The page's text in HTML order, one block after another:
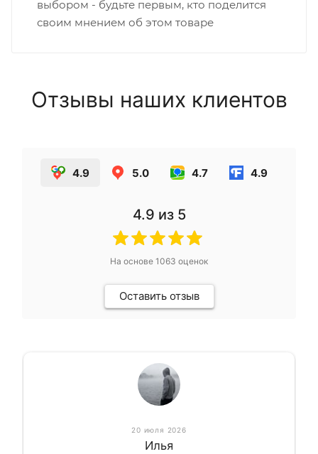
выбором - будьте первым, кто поделится
своим мнением об этом товаре
Отзывы наших клиентов
4.9 5.0 4.7 4.9
4.9 из 5
На основе 1063 оценок
Оставить отзыв
20 июля 2026
Илья